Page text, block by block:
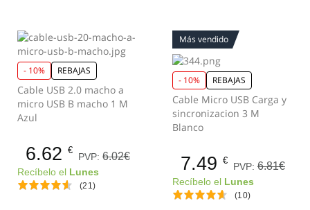
- 10% REBAJAS
Cable USB 2.0 macho a
micro USB B macho 1 M
Azul
6.62 €
PVP: 6.02€
Recíbelo el Lunes
(21)
Más vendido
- 10% REBAJAS
Cable Micro USB Carga y
sincronizacion 3 M
Blanco
7.49 €
PVP: 6.81€
Recíbelo el Lunes
(10)